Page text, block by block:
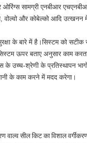
सामग्री एनबीआर
वोल्वो और कोबेल्को आदि
के बारे में है।सिस्टम को सटीक
ऊपर बताए अनुसार काम
उच्च-श्रेणी के प्रतिस्थापन
के काम करने में मदद करेगा।
सील किट का विशाल